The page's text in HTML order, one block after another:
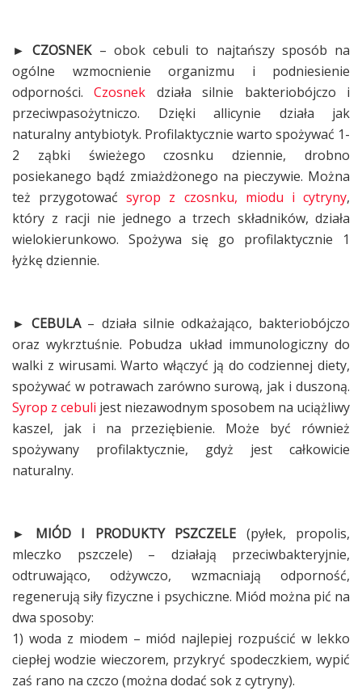
► CZOSNEK– obok cebuli to najtańszy sposób na
ogólne wzmocnienie organizmu i podniesienie
odporności.Czosnek działa silnie bakteriobójczo i
przeciwpasożytniczo. Dzięki allicynie działa jak
naturalny antybiotyk. Profilaktycznie warto spożywać 1-
2 ząbki świeżego czosnku dziennie, drobno
posiekanego bądź zmiażdżonego na pieczywie. Można
też przygotowaćsyrop z czosnku, miodu i cytryny,
który z racji nie jednego a trzech składników, działa
wielokierunkowo. Spożywa się go profilaktycznie 1
łyżkę dziennie.
► CEBULA– działa silnie odkażająco, bakteriobójczo
oraz wykrztuśnie. Pobudza układ immunologiczny do
walki z wirusami. Warto włączyć ją do codziennej diety,
spożywać w potrawach zarówno surową, jak i duszoną.
Syrop z cebuli jest niezawodnym sposobem na uciążliwy
kaszel, jak i na przeziębienie. Może być również
spożywany profilaktycznie, gdyż jest całkowicie
naturalny.
► MIÓD I PRODUKTY PSZCZELE (pyłek, propolis,
mleczko pszczele) – działają przeciwbakteryjnie,
odtruwająco, odżywczo, wzmacniają odporność,
regenerują siły fizyczne i psychiczne. Miód można pić na
dwa sposoby:
1) woda z miodem – miód najlepiej rozpuścić w lekko
ciepłej wodzie wieczorem, przykryć spodeczkiem, wypić
zaś rano na czczo (można dodać sok z cytryny).